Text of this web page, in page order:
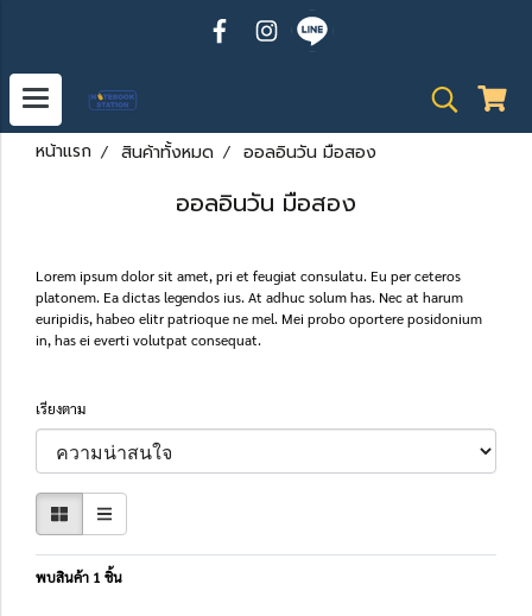
หน้าแรก สินค้าทั้งหมด ออลอินวัน มือสอง
ออลอินวัน มือสอง
Lorem ipsum dolor sit amet, pri et feugiat consulatu. Eu per ceteros
platonem. Ea dictas legendos ius. At adhuc solum has. Nec at harum
euripidis, habeo elitr patrioque ne mel. Mei probo oportere posidonium
in, has ei everti volutpat consequat.
เรียงตาม
พบสินค้า 1 ชิ้น